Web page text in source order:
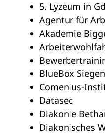
5. Lyzeum in
Agentur für
Akademie
BlueBox
Comenius-
Datasec
Diakonie
Diakonisches